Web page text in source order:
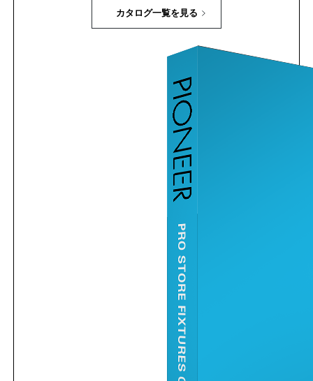
カタログ一覧を見る